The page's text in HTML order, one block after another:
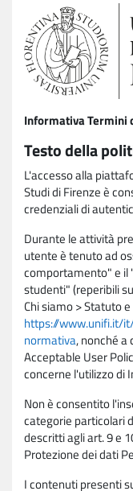
Informativa Termini
Testo della
L'accesso alla
Studi di Firenze è
credenziali di
Durante le attività
utente è tenuto ad
comportamento" e il
studenti" (reperibili
Chi siamo > Statuto
https://www.unifi.it/
normativa, nonché
Acceptable User
concerne l'utilizzo di
Non è consentito
categorie particolari
descritti agli art. 9 e
Protezione dei dati
I contenuti presenti